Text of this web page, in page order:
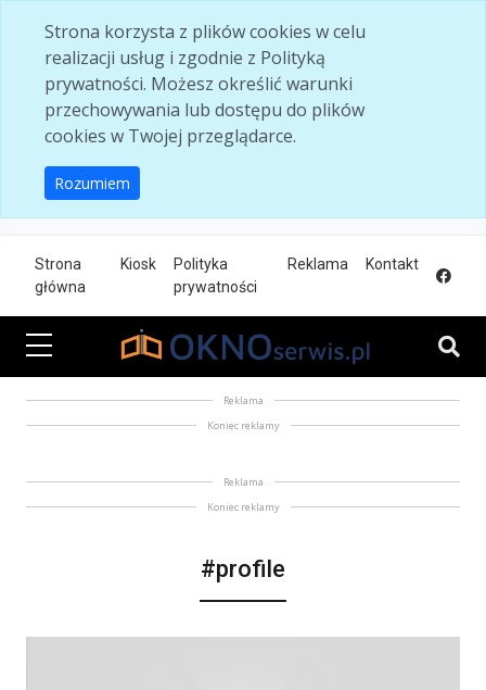
Strona korzysta z plików cookies w celu
realizacji usług i zgodnie z Polityką
prywatności. Możesz określić warunki
przechowywania lub dostępu do plików
cookies w Twojej przeglądarce.
Rozumiem
Strona
główna
Kiosk
Polityka
prywatności
Reklama Kontakt
Reklama
Koniec reklamy
Reklama
Koniec reklamy
#profile